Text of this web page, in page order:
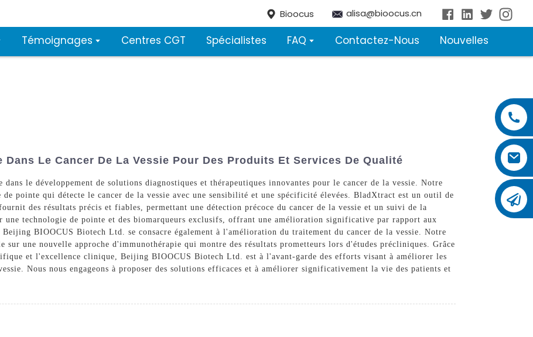
Bioocus alisa@bioocus.cn
Témoignages Centres CGT Spécialistes FAQ Contactez-Nous Nouvelles
Le Cancer De La Vessie Pour Des Produits Et Services De Qualité
le développement de solutions diagnostiques et thérapeutiques innovantes pour le cancer de la vessie. Notre
pointe qui détecte le cancer de la vessie avec une sensibilité et une spécificité élevées. BladXtract est un outil de
des résultats précis et fiables, permettant une détection précoce du cancer de la vessie et un suivi de la
une technologie de pointe et des biomarqueurs exclusifs, offrant une amélioration significative par rapport aux
BIOOCUS Biotech Ltd. se consacre également à l'amélioration du traitement du cancer de la vessie. Notre
sur une nouvelle approche d'immunothérapie qui montre des résultats prometteurs lors d'études précliniques. Grâce
et l'excellence clinique, Beijing BIOOCUS Biotech Ltd. est à l'avant-garde des efforts visant à améliorer les
Nous nous engageons à proposer des solutions efficaces et à améliorer significativement la vie des patients et